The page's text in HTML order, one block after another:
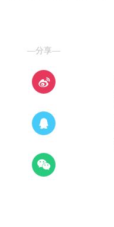
—分享—